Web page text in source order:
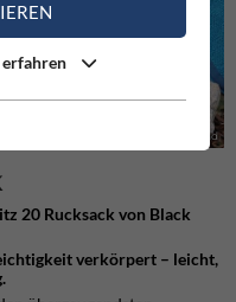
Blitz 20 Rucksack von Black Diamond
20 Rucksack von Black
verkörpert – leicht,
erfahren